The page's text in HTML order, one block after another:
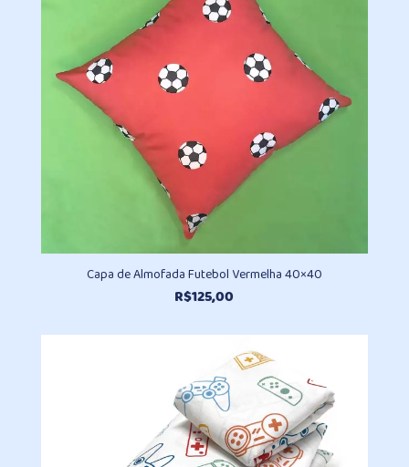
Capa de Almofada Futebol Vermelha 40×40
R$125,00